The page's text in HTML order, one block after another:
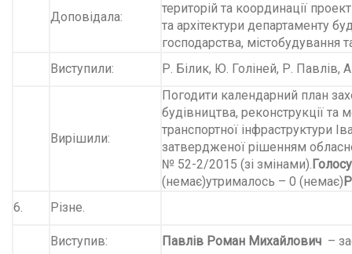
Доповідала:
територій та координації
та архітектури департаменту
господарства, містобудування
Виступили:
Р. Білик, Ю. Голіней, Р. Павлів,
Вирішили:
Погодити календарний план
будівництва, реконструкції та
транспортної інфраструктури
затвердженої рішенням
№ 52-2/2015 (зі змінами).
(немає)утрималось – 0 (немає)
6.
Різне.
Виступив: Павлів Роман Михайлович –